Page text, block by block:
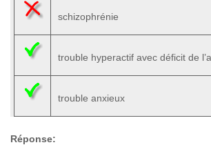
schizophrénie
trouble hyperactif avec déficit de
trouble anxieux
Réponse: